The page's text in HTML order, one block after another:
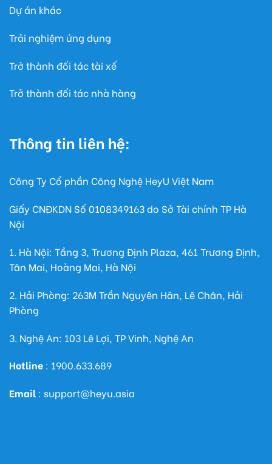
Dự án khác
Trải nghiệm ứng dụng
Trở thành đối tác tài xế
Trở thành đối tác nhà hàng
Thông tin liên hệ:
Công Ty Cổ phần Công Nghệ HeyU Việt Nam
Giấy CNĐKDN Số0108349163do Sở Tài chính TP Hà
Nội
1. Hà Nội: Tầng 3, Trương Định Plaza, 461 Trương Định,
Tân Mai, Hoàng Mai, Hà Nội
2. Hải Phòng: 263M Trần Nguyên Hãn, Lê Chân, Hải
Phòng
3. Nghệ An: 103 Lê Lợi, TP Vinh, Nghệ An
Hotline : 1900.633.689
Email : support@heyu.asia